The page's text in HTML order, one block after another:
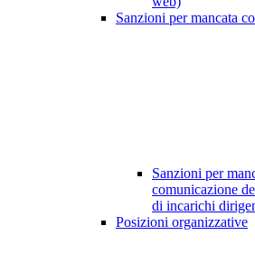
Sanzioni per mancata
Sanzioni per
comunicazione
di incarichi
Posizioni organizzative